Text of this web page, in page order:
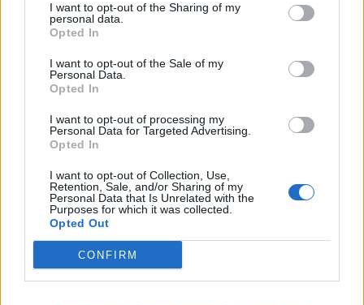
I want to opt-out of the Sharing of my
personal data.
Opted In
I want to opt-out of the Sale of my
Personal Data.
Opted In
I want to opt-out of processing my
Personal Data for Targeted Advertising.
Opted In
I want to opt-out of Collection, Use,
Retention, Sale, and/or Sharing of my
Personal Data that Is Unrelated with the
Purposes for which it was collected.
Opted Out
CONFIRM
Οι συσκευές αυτές προλαμβάνουν επίσης τις
εκπαιδεύεται και ο ίδιος ο ασθενής, ούτως ώστε
να επικοινωνεί εγκαίρως με το γιατρό του για να
πάρει στοχευμένα τη θεραπεία που χρειάζεται.
Με πληροφορίες από ΑΠΕ-ΜΠΕ
Φωτογραφία: iStock